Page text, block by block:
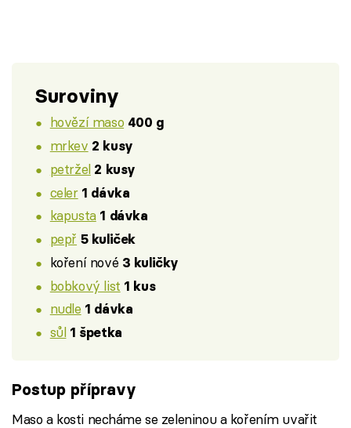
Suroviny
hovězí maso 400 g
mrkev 2 kusy
petržel 2 kusy
celer 1 dávka
kapusta 1 dávka
pepř 5 kuliček
koření nové 3 kuličky
bobkový list 1 kus
nudle 1 dávka
sůl 1 špetka
Postup přípravy
Maso a kosti necháme se zeleninou a kořením uvařit